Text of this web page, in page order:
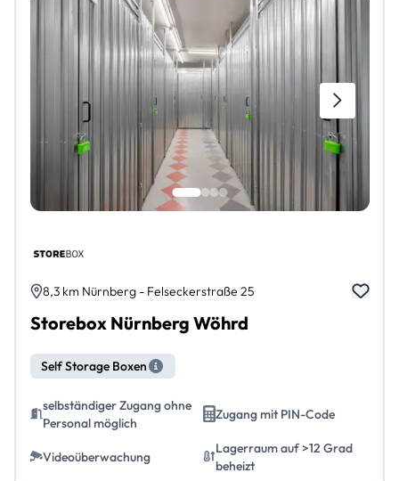
8,3 km Nürnberg - Felseckerstraße 25
Storebox Nürnberg Wöhrd
Self Storage Boxen
selbständiger Zugang ohne
Personal möglich
Zugang mit PIN-Code
Videoüberwachung
Lagerraum auf >12 Grad
beheizt